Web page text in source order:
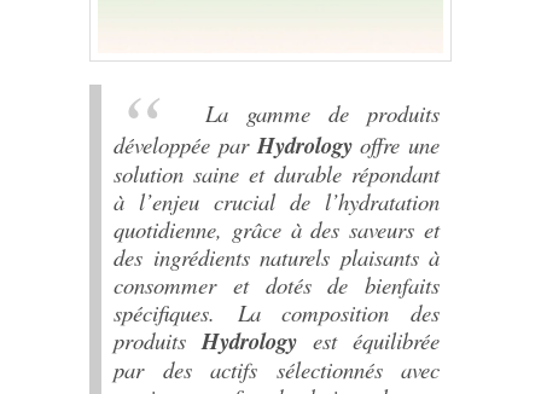
La gamme de produits
développée parHydrologyoffre une
solution saine et durable répondant
à l’enjeu crucial de l’hydratation
quotidienne, grâce à des saveurs et
des ingrédients naturels plaisants à
consommer et dotés de bienfaits
spécifiques. La composition des
produitsHydrology est équilibrée
par des actifs sélectionnés avec